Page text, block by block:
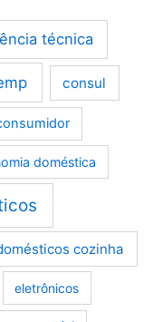
técnica
consul
doméstica
cozinha
eletrônicos